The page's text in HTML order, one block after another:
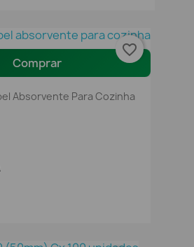
Comprar
Absorvente Para Cozinha
favorite_border